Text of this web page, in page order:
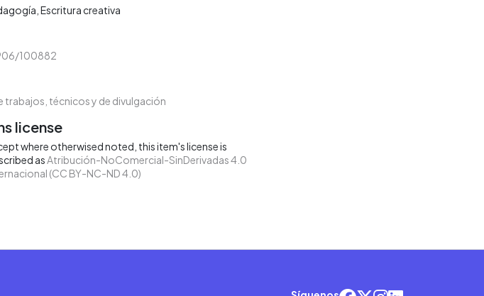
Escritura creativa
100882
trabajos, técnicos y de divulgación
license
where otherwised noted, this item's license is
as Atribución-NoComercial-SinDerivadas 4.0
(CC BY-NC-ND 4.0)